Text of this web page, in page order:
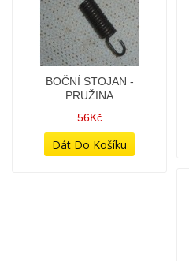
BOČNÍ STOJAN -
PRUŽINA
56Kč